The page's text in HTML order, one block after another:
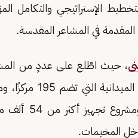
الإستراتيجي والتكامل
في المشاعر المقدسة.
، حيث اطّلع على عددٍ من
من أبرزها
المخيمات.